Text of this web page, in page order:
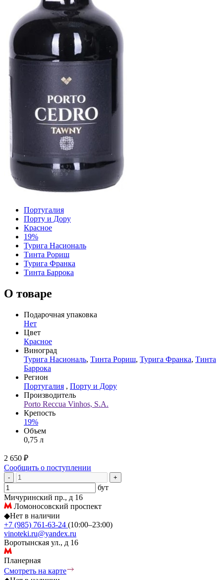
Португалия
Порту и Дору
Красное
19%
Турига Насиональ
Тинта Рориш
Турига Франка
Тинта Баррока
О товаре
Подарочная упаковка
Нет
Цвет
Красное
Виноград
Турига Насиональ, Тинта Рориш, Турига Франка, Тинта
Баррока
Регион
Португалия , Порту и Дору
Производитель
Porto Reccua Vinhos, S.A.
Крепость
19%
Объем
0,75 л
2 650 ₽
Сообщить о поступлении
- +
бут
Мичуринский пр., д 16
Ломоносовский проспект
◆Нет в наличии
+7 (985) 761-63-24 (10:00–23:00)
vinoteki.ru@yandex.ru
Воротынская ул., д 16
Планерная
Смотреть на карте